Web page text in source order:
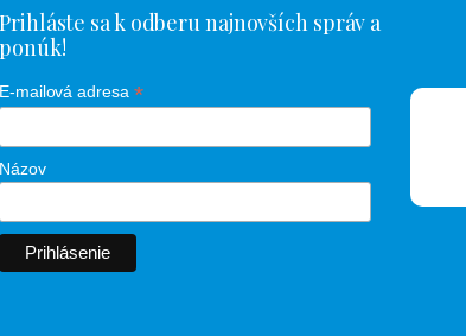
Prihláste sa k odberu najnovších správ a
ponúk!
E-mailová adresa *
Názov